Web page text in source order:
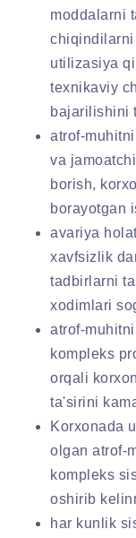
moddalarni
utilizasiya
texnikaviy
bajarilishini
atrof-
va
borish,
borayotgan
avariya
xavfsizlik
tadbirlarni
xodimlari
atrof-
kompleks
orqali
ta'sirini
Korxonada
olgan atrof-
kompleks
oshirib
har kunlik